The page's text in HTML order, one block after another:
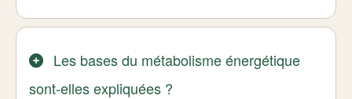
Les bases du métabolisme énergétique
sont-elles expliquées ?